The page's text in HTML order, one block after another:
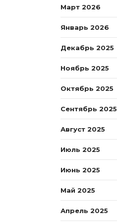
Март 2026
Январь 2026
Декабрь 2025
Ноябрь 2025
Октябрь 2025
Сентябрь 2025
Август 2025
Июль 2025
Июнь 2025
Май 2025
Апрель 2025